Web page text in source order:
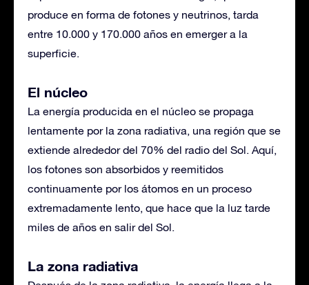
produce en forma de fotones y neutrinos, tarda
entre 10.000 y 170.000 años en emerger a la
superficie.
El núcleo
La energía producida en el núcleo se propaga
lentamente por la zona radiativa, una región que se
extiende alrededor del 70% del radio del Sol. Aquí,
los fotones son absorbidos y reemitidos
continuamente por los átomos en un proceso
extremadamente lento, que hace que la luz tarde
miles de años en salir del Sol.
La zona radiativa